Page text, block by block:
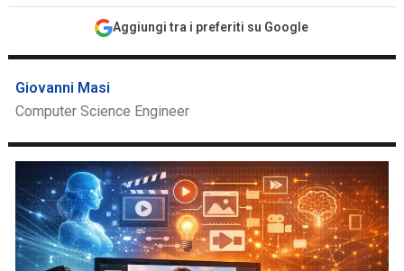
Aggiungi tra i preferiti su Google
Giovanni Masi
Computer Science Engineer